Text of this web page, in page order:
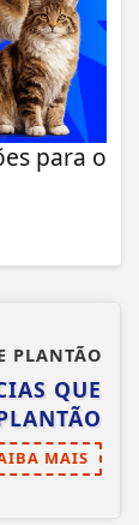
para o
PLANTÃO
QUE
MAIS